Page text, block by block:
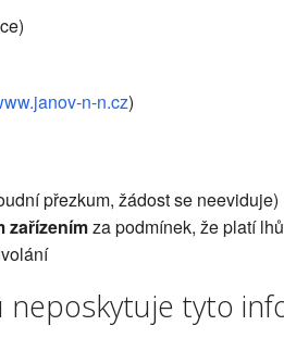
n-n.cz)
přezkum, žádost se neeviduje)
zařízenímza podmínek, že platí
neposkytuje tyto